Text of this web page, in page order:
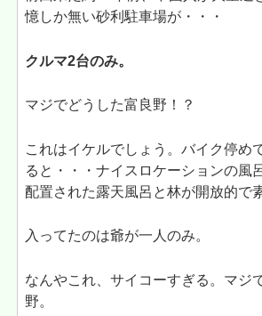
憶しか無い砂利駐車場が・・・
クルマ2台のみ。
マジでどうした富良野！？
これはイケルでしょう。バイク停め
ると・・・ナイスロケーションの風
配置された露天風呂と林が開放的で
入ってたのは爺が一人のみ。
なんやこれ、サイコーすぎる。マジ
野。